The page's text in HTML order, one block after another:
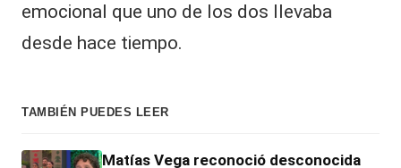
emocional que uno de los dos llevaba
desde hace tiempo.
TAMBIÉN PUEDES LEER
Matías Vega reconoció desconocida